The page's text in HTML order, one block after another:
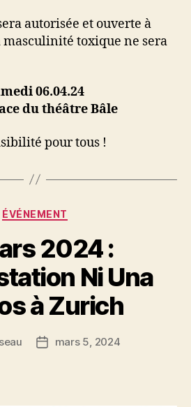
autorisée et ouverte à
masculinité toxique ne sera
06.04.24
du théâtre Bâle
pour tous !
Catégories
ÉVÉNEMENT
2024 :
Ni Una
à Zurich
Datemars 5, 2024